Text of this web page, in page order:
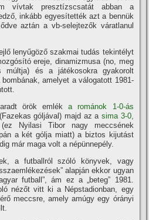
ví­vtak presztí­zscsatát abban a
inkább egyesí­tették azt a bennük
aztán a vb-selejtezők váratlanul
lenyűgöző szakmai tudás tekintélyt
ereje, dinamizmusa (no, meg
múltja) és a játékosokra gyakorolt
amelyet a válogatott 1981-
örök emléka románok 1-0-ás
góljával) majd az a sima 3-0,
(ez Nyilasi Tibor nagy meccsének
a két gólja miatt) a biztos kijutást
már maga volt a népünnepély.
a futballról szóló könyvek, vagy
alapján ekkor ugyan
futball”, ám ez a „beteg” 1981.
nézőt vitt ki a Népstadionban, egy
meccsre, amely amúgy egy órányi